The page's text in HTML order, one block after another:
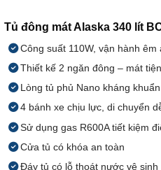
Tủ đông mát Alaska 340 lít
Công suất 110W, vận hành êm
Thiết kế 2 ngăn đông – mát
Lòng tủ phủ Nano kháng khuẩn
4 bánh xe chịu lực, di chuyển
Sử dụng gas R600A tiết kiệm
Cửa tủ có khóa an toàn
Đáy tủ có lỗ thoát nước vệ sinh